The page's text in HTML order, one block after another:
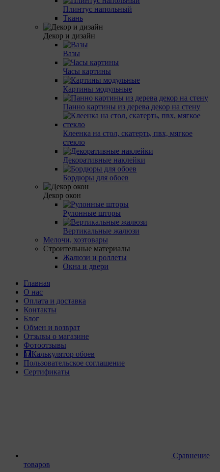
Плинтус напольный
Ткань
Декор и дизайн
Вазы
Часы картины
Картины модульные
Панно картины из дерева декор на стену
Клеенка на стол, скатерть, пвх, мягкое
стекло
Декоративные наклейки
Бордюры для обоев
Декор окон
Рулонные шторы
Вертикальные жалюзи
Мелочи, хозтовары
Строительные материалы
Жалюзи и роллеты
Окна и двери
Главная
О нас
Оплата и доставка
Контакты
Блог
Обмен и возврат
Отзывы о магазине
Фотоотзывы
🧮Калькулятор обоев
Пользовательское соглашение
Сертификаты
Сравнение
товаров